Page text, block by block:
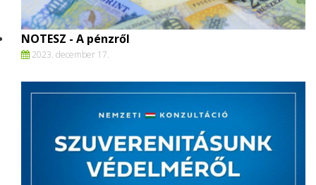
NOTESZ - A pénzről
2023. december 17.